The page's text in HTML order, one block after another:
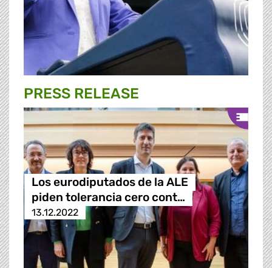
PRESS RELEASE
Los eurodiputados de la ALE
piden tolerancia cero cont…
13.12.2022